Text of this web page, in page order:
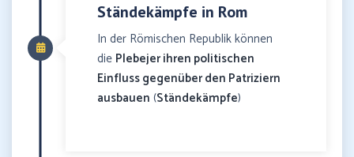
Ständekämpfe in Rom
In der Römischen Republik können
die Plebejer ihren politischen
Einfluss gegenüber den Patriziern
ausbauen (Ständekämpfe)